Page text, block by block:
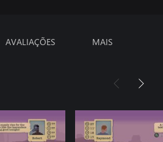
AVALIAÇÕES MAIS